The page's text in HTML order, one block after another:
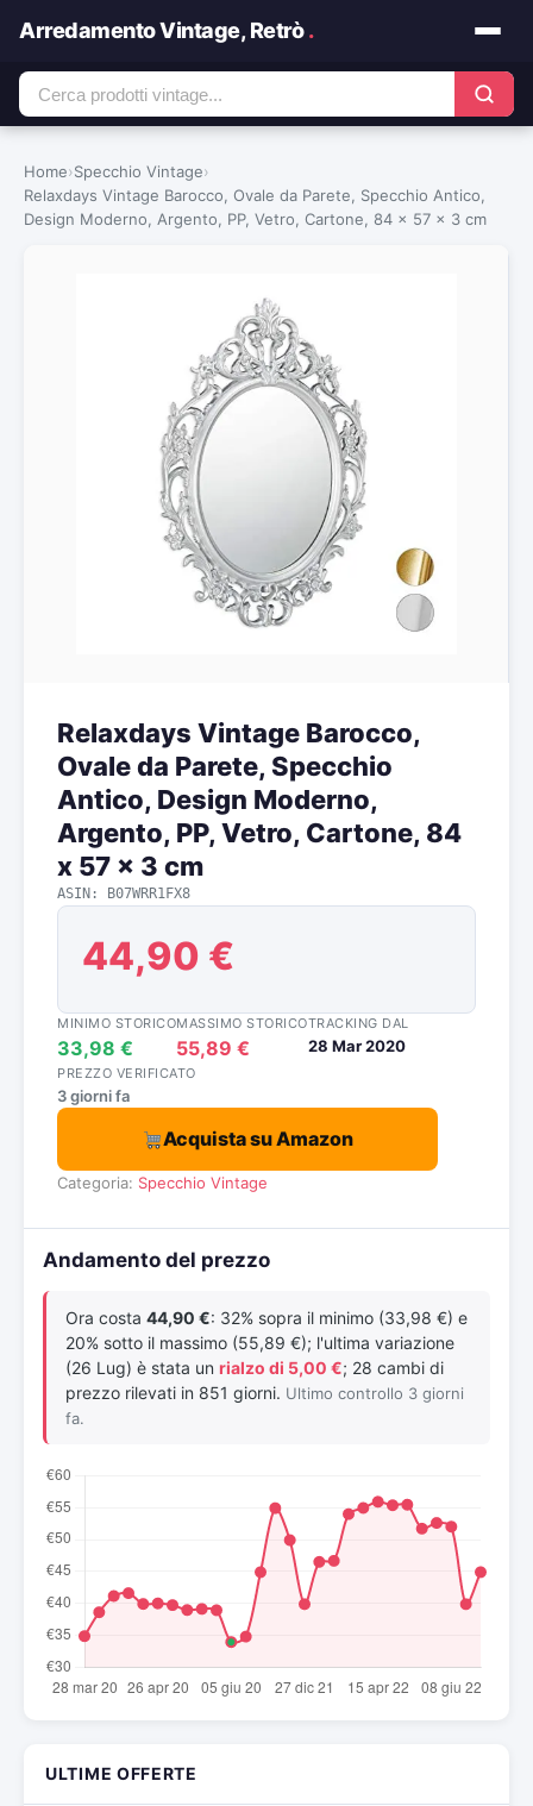
Arredamento Vintage, Retrò.
Home›Specchio Vintage›
Relaxdays Vintage Barocco, Ovale da Parete, Specchio Antico,
Design Moderno, Argento, PP, Vetro, Cartone, 84 x 57 x 3 cm
Relaxdays Vintage Barocco,
Ovale da Parete, Specchio
Antico, Design Moderno,
Argento, PP, Vetro, Cartone, 84
x 57 x 3 cm
ASIN: B07WRR1FX8
44,90 €
MINIMO STORICO
33,98 €
MASSIMO STORICO
55,89 €
TRACKING DAL
28 Mar 2020
PREZZO VERIFICATO
3 giorni fa
Acquista su Amazon
Categoria: Specchio Vintage
Andamento del prezzo
Ora costa 44,90 €: 32% sopra il minimo (33,98 €) e
20% sotto il massimo (55,89 €); l'ultima variazione
(26 Lug) è stata un rialzo di 5,00 €; 28 cambi di
prezzo rilevati in 851 giorni. Ultimo controllo 3 giorni
fa.
ULTIME OFFERTE